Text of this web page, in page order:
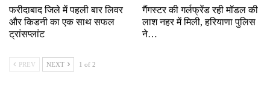
फरीदाबाद जिले में पहली बार लिवर
और किडनी का एक साथ सफल
ट्रांसप्लांट
गैंगस्टर की गर्लफ्रेंड रही मॉडल की
लाश नहर में मिली, हरियाणा पुलिस
ने…
PREV NEXT 1 of 2